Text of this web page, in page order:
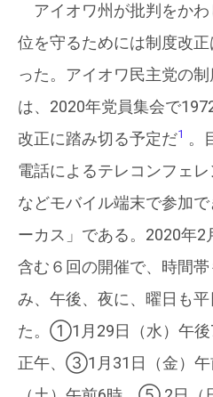
アイオワ州が批判をか
位を守るためには制度改
った。アイオワ民主党の
は、2020年党員集会で
改正に踏み切る予定だ1 。
電話によるテレコンフェ
などモバイル端末で参加
ーカス」である。2020年2
含む６回の開催で、時間
み、午後、夜に、曜日も
た。①1月29日（水）午
正午、③1月31日（金）